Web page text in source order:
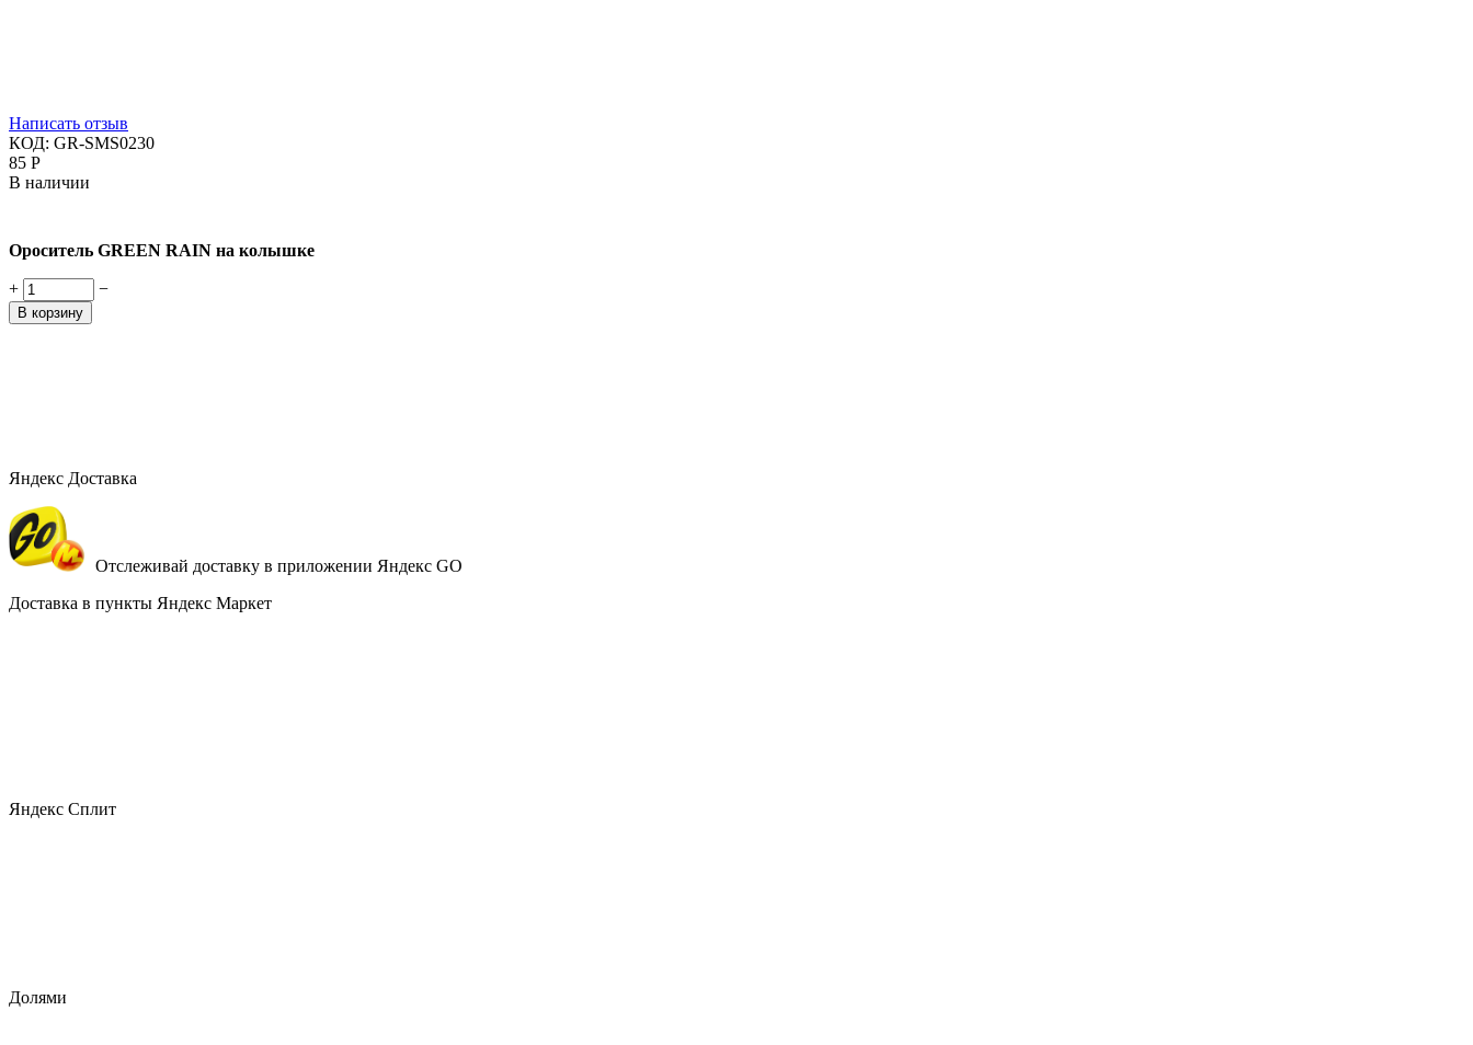
Написать отзыв
КОД: GR-SMS0230
‍85‍ Р
В наличии
Ороситель GREEN RAIN на колышке
+ −
В корзину
Яндекс Доставка
Отслеживай доставку в приложении Яндекс GO
Доставка в пункты Яндекс Маркет
Яндекс Сплит
Долями